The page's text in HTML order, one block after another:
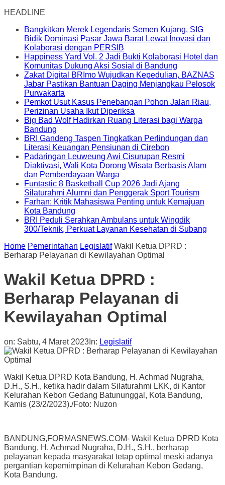
HEADLINE
Bangkitkan Merek Legendaris Semen Kujang, SIG
Bidik Dominasi Pasar Jawa Barat Lewat Inovasi dan
Kolaborasi dengan PERSIB
Happiness Yard Vol. 2 Jadi Bukti Kolaborasi Hotel dan
Komunitas Dukung Aksi Sosial di Bandung
Zakat Digital BRImo Wujudkan Kepedulian, BAZNAS
Jabar Pastikan Bantuan Daging Menjangkau Pelosok
Purwakarta
Pemkot Usut Kasus Penebangan Pohon Jalan Riau,
Perizinan Usaha Ikut Diperiksa
Big Bad Wolf Hadirkan Ruang Literasi bagi Warga
Bandung
BRI Gandeng Taspen Tingkatkan Perlindungan dan
Literasi Keuangan Pensiunan di Cirebon
Padaringan Leuweung Awi Cisurupan Resmi
Diaktivasi, Wali Kota Dorong Wisata Berbasis Alam
dan Pemberdayaan Warga
Funtastic 8 Basketball Cup 2026 Jadi Ajang
Silaturahmi Alumni dan Penggerak Sport Tourism
Farhan: Kritik Mahasiswa Penting untuk Kemajuan
Kota Bandung
BRI Peduli Serahkan Ambulans untuk Wingdik
300/Teknik, Perkuat Layanan Kesehatan di Subang
Home Pemerintahan Legislatif Wakil Ketua DPRD :
Berharap Pelayanan di Kewilayahan Optimal
Wakil Ketua DPRD :
Berharap Pelayanan di
Kewilayahan Optimal
on: Sabtu, 4 Maret 2023 In: Legislatif
Wakil Ketua DPRD Kota Bandung, H. Achmad Nugraha,
D.H., S.H., ketika hadir dalam Silaturahmi LKK, di Kantor
Kelurahan Kebon Gedang Batununggal, Kota Bandung,
Kamis (23/2/2023)./Foto: Nuzon
BANDUNG,FORMASNEWS.COM- Wakil Ketua DPRD Kota
Bandung, H. Achmad Nugraha, D.H., S.H., berharap
pelayanan kepada masyarakat tetap optimal meski adanya
pergantian kepemimpinan di Kelurahan Kebon Gedang,
Kota Bandung.